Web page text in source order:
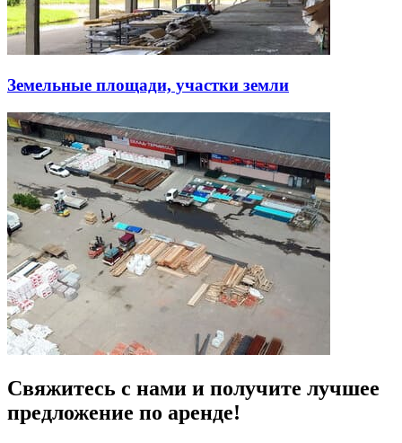
Земельные площади, участки земли
Свяжитесь с нами и получите лучшее
предложение по аренде!